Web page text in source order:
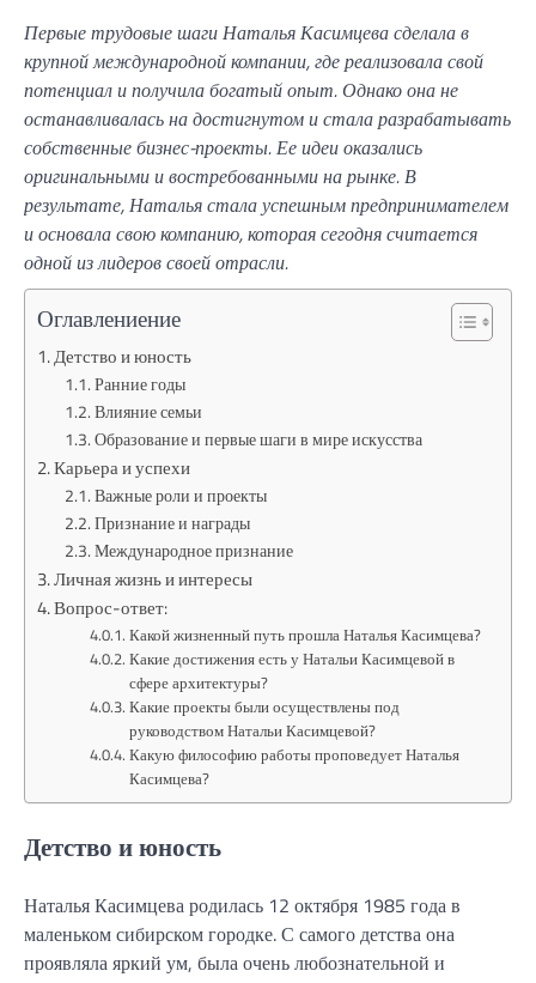
Первые трудовые шаги Наталья Касимцева сделала в
крупной международной компании, где реализовала свой
потенциал и получила богатый опыт. Однако она не
останавливалась на достигнутом и стала разрабатывать
собственные бизнес-проекты. Ее идеи оказались
оригинальными и востребованными на рынке. В
результате, Наталья стала успешным предпринимателем
и основала свою компанию, которая сегодня считается
одной из лидеров своей отрасли.
Оглавлениение
Детство и юность
Ранние годы
Влияние семьи
Образование и первые шаги в мире искусства
Карьера и успехи
Важные роли и проекты
Признание и награды
Международное признание
Личная жизнь и интересы
Вопрос-ответ:
Какой жизненный путь прошла Наталья Касимцева?
Какие достижения есть у Натальи Касимцевой в
сфере архитектуры?
Какие проекты были осуществлены под
руководством Натальи Касимцевой?
Какую философию работы проповедует Наталья
Касимцева?
Детство и юность
Наталья Касимцева родилась 12 октября 1985 года в
маленьком сибирском городке. С самого детства она
проявляла яркий ум, была очень любознательной и